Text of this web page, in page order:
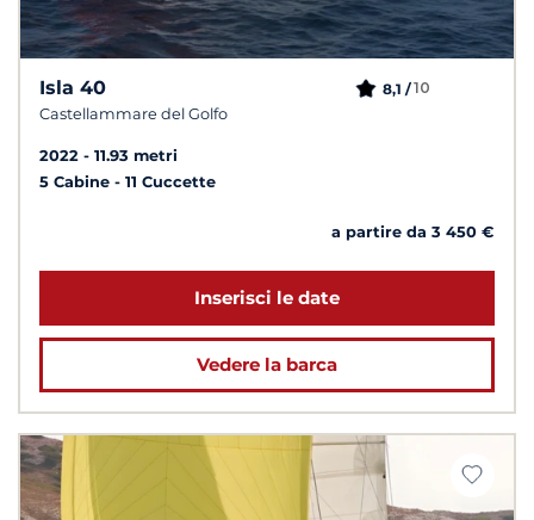
Isla 40
Castellammare del Golfo
8,1 /10
2022
11.93 metri
5 Cabine
11 Cuccette
a partire da 3 450 €
Inserisci le date
Vedere la barca